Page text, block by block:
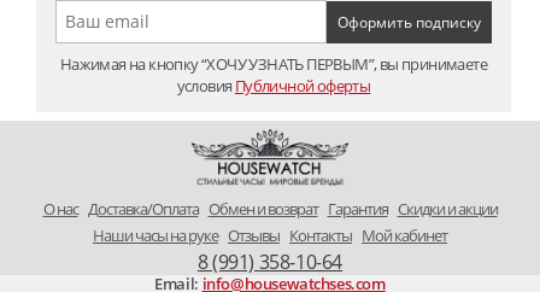
Нажимая на кнопку “ХОЧУ УЗНАТЬ ПЕРВЫМ”, вы принимаете
условия Публичной оферты
O нас Доставка/Оплата Обмен и возврат Гарантия Скидки и акции
Наши часы на руке Отзывы Контакты Мой кабинет
8 (991) 358-10-64
Email: info@housewatchses.com